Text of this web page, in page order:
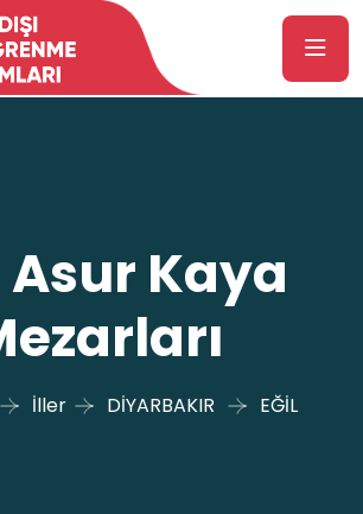
Asur Kaya
İller DİYARBAKIR EĞİL